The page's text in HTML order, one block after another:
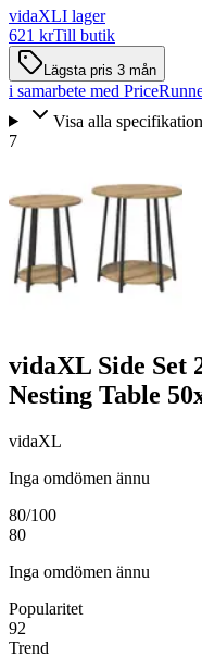
vidaXLI lager
621 krTill butik
Lägsta pris 3 mån
i samarbete med
Visa alla
7
vidaXL Side Set
Nesting Table
vidaXL
Inga omdömen ännu
80/100
80
Inga omdömen ännu
Popularitet
92
Trend